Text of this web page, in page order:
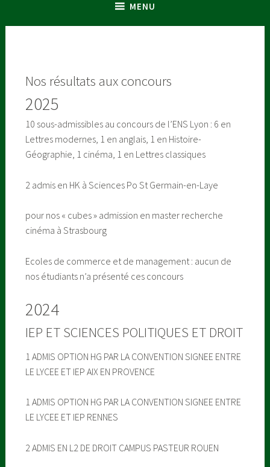
MENU
Nos résultats aux concours
2025
10 sous-admissibles au concours de l’ENS Lyon : 6 en
Lettres modernes, 1 en anglais, 1 en Histoire-
Géographie, 1 cinéma, 1 en Lettres classiques
2 admis en HK à Sciences Po St Germain-en-Laye
pour nos « cubes » admission en master recherche
cinéma à Strasbourg
Ecoles de commerce et de management : aucun de
nos étudiants n’a présenté ces concours
2024
IEP ET SCIENCES POLITIQUES ET DROIT
1 ADMIS OPTION HG PAR LA CONVENTION SIGNEE ENTRE
LE LYCEE ET IEP AIX EN PROVENCE
1 ADMIS OPTION HG PAR LA CONVENTION SIGNEE ENTRE
LE LYCEE ET IEP RENNES
2 ADMIS EN L2 DE DROIT CAMPUS PASTEUR ROUEN